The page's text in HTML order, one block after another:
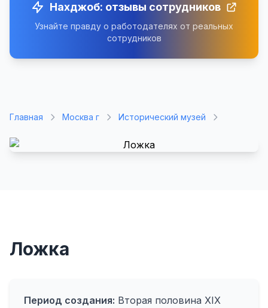
Нахджоб: отзывы сотрудников
Узнайте правду о работодателях от реальных
сотрудников
Главная Москва г Исторический музей
Ложка
Период создания: Вторая половина XIX